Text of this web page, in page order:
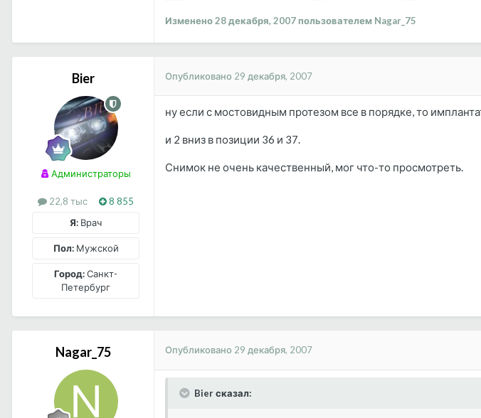
Изменено28 декабря, 2007пользователем Nagar_75
Bier
Администраторы
22,8 тыс
8 855
Я: Врач
Пол:Мужской
Город:Санкт-
Петербург
Опубликовано 29 декабря, 2007
ну если с мостовидным протезом все в порядке, то
и 2 вниз в позиции 36 и 37.
Снимок не очень качественный, мог что-то просмотреть.
Nagar_75 Опубликовано 29 декабря, 2007
Bier сказал: